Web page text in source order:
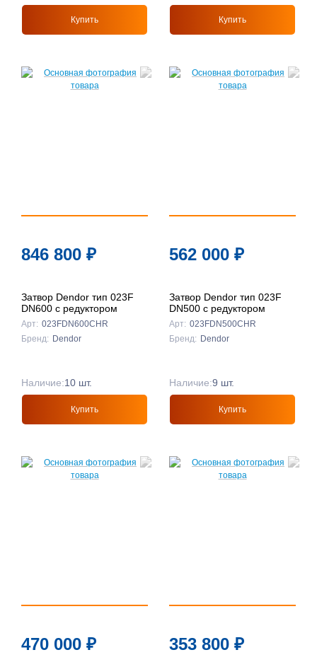
Купить Купить
846 800 ₽
Затвор Dendor тип 023F
DN600 с редуктором
Арт: 023FDN600CHR
Бренд: Dendor
Наличие:10 шт.
Купить
562 000 ₽
Затвор Dendor тип 023F
DN500 с редуктором
Арт: 023FDN500CHR
Бренд: Dendor
Наличие:9 шт.
Купить
470 000 ₽ 353 800 ₽